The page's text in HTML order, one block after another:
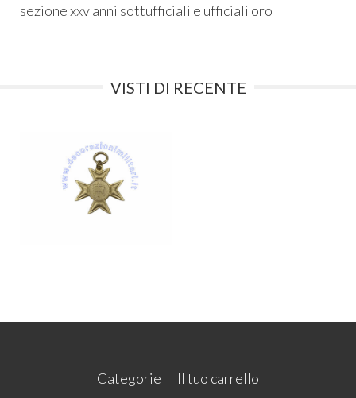
sezionexxv anni sottufficiali e ufficiali oro
VISTI DI RECENTE
Categorie
Il tuo carrello